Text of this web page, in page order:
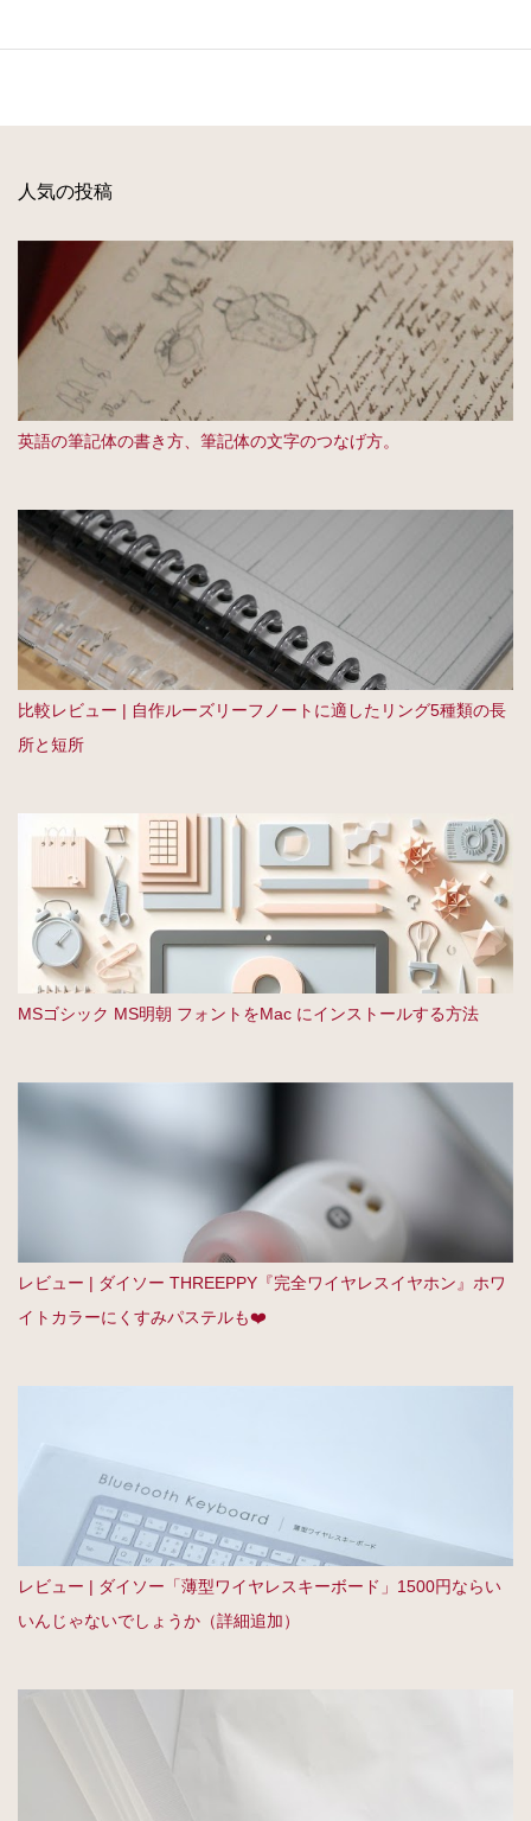
人気の投稿
英語の筆記体の書き方、筆記体の文字のつなげ方。
比較レビュー | 自作ルーズリーフノートに適したリング5種類の長
所と短所
MSゴシック MS明朝 フォントをMac にインストールする方法
レビュー | ダイソー THREEPPY『完全ワイヤレスイヤホン』ホワ
イトカラーにくすみパステルも❤️
レビュー | ダイソー「薄型ワイヤレスキーボード」1500円ならい
いんじゃないでしょうか（詳細追加）